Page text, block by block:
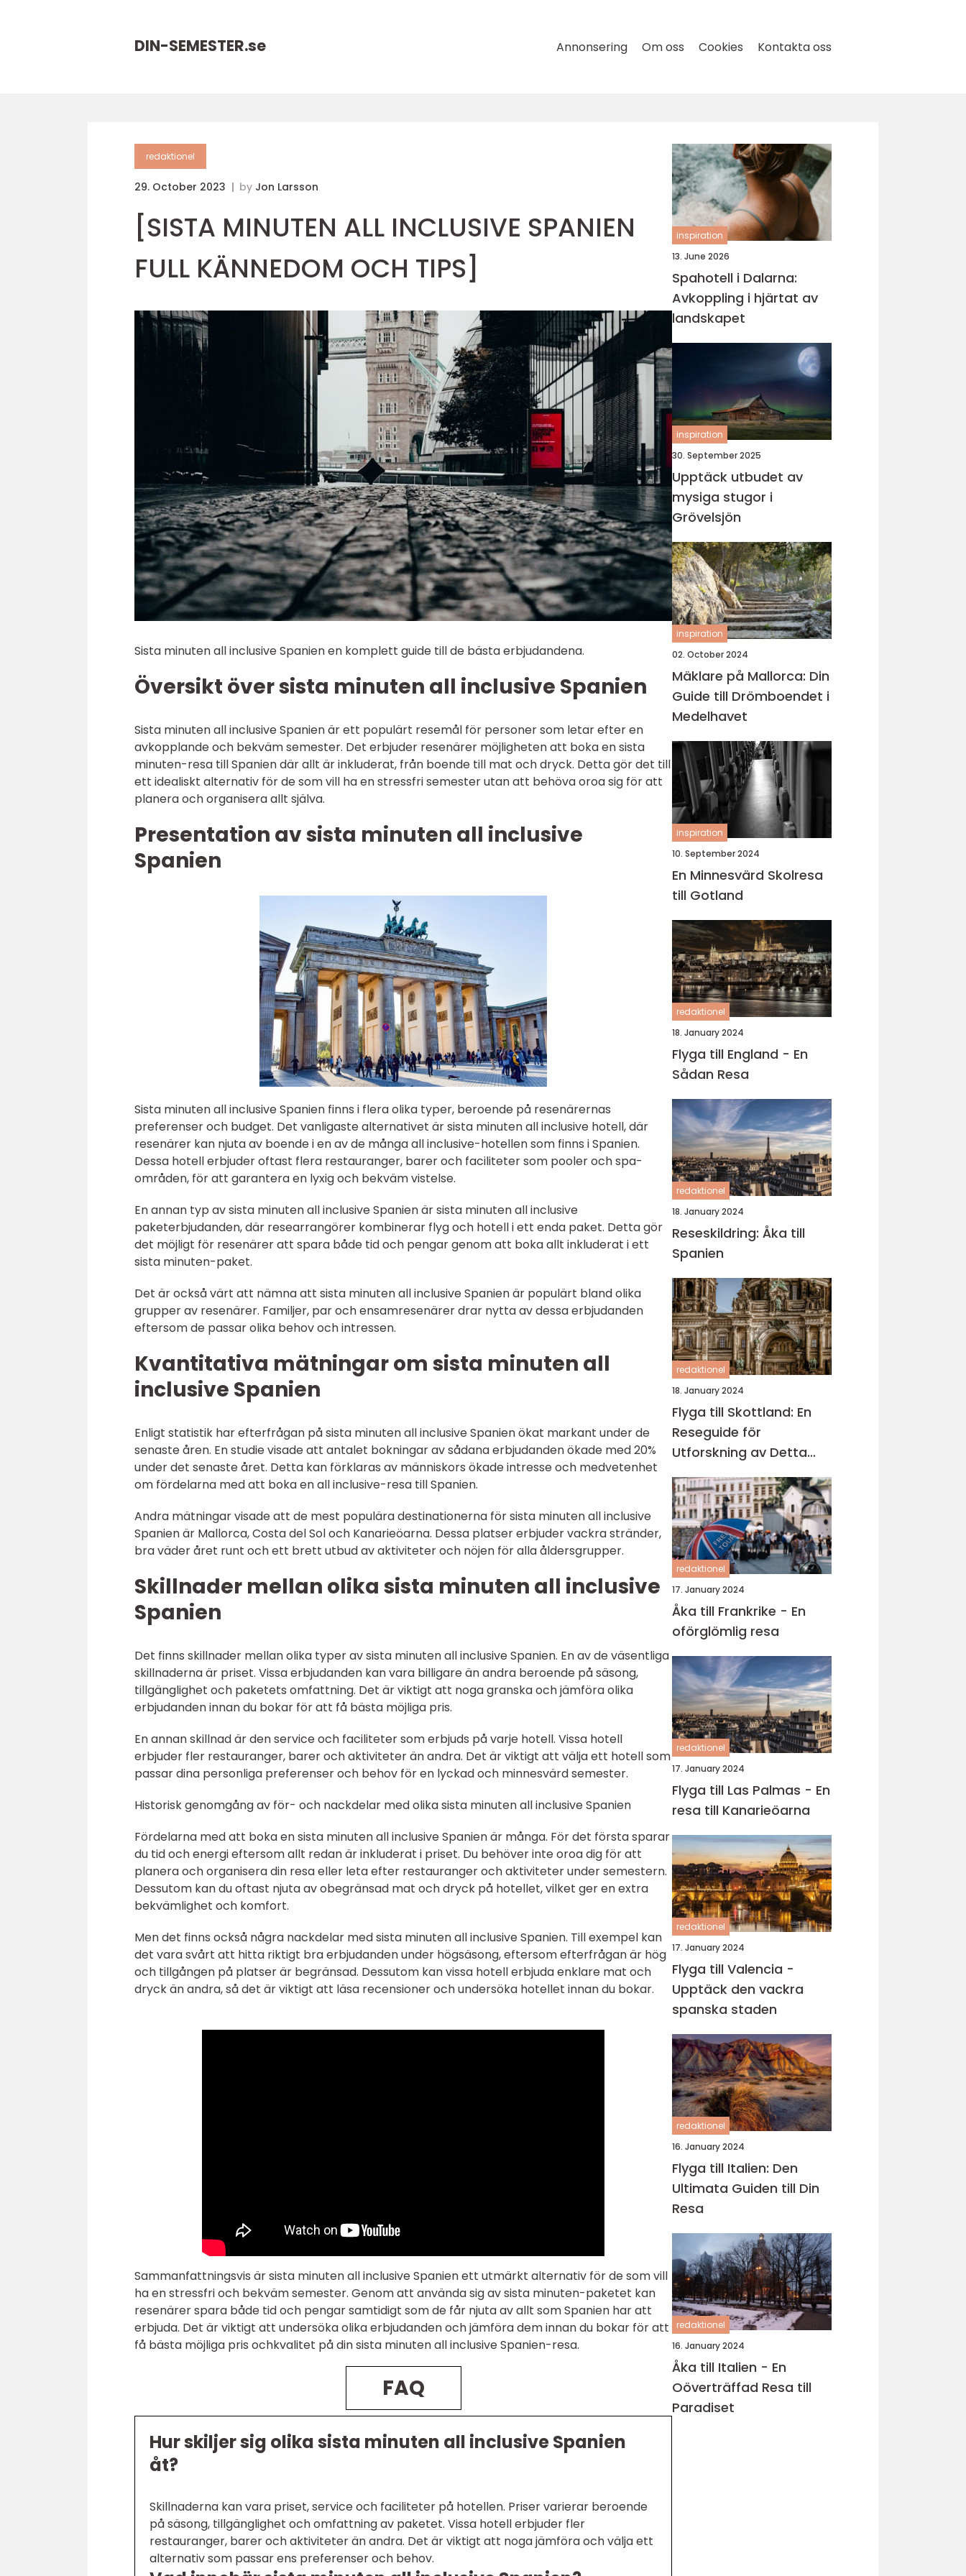
DIN-SEMESTER.se Annonsering Om oss Cookies Kontakta oss
redaktionel
29. October 2023 by Jon Larsson
[SISTA MINUTEN ALL INCLUSIVE SPANIEN
FULL KÄNNEDOM OCH TIPS]
Sista minuten all inclusive Spanien en komplett guide till de bästa erbjudandena.
Översikt över sista minuten all inclusive Spanien
Sista minuten all inclusive Spanien är ett populärt resemål för personer som letar efter en
avkopplande och bekväm semester. Det erbjuder resenärer möjligheten att boka en sista
minuten-resa till Spanien där allt är inkluderat, från boende till mat och dryck. Detta gör det till
ett idealiskt alternativ för de som vill ha en stressfri semester utan att behöva oroa sig för att
planera och organisera allt själva.
Presentation av sista minuten all inclusive
Spanien
Sista minuten all inclusive Spanien finns i flera olika typer, beroende på resenärernas
preferenser och budget. Det vanligaste alternativet är sista minuten all inclusive hotell, där
resenärer kan njuta av boende i en av de många all inclusive-hotellen som finns i Spanien.
Dessa hotell erbjuder oftast flera restauranger, barer och faciliteter som pooler och spa-
områden, för att garantera en lyxig och bekväm vistelse.
En annan typ av sista minuten all inclusive Spanien är sista minuten all inclusive
paketerbjudanden, där researrangörer kombinerar flyg och hotell i ett enda paket. Detta gör
det möjligt för resenärer att spara både tid och pengar genom att boka allt inkluderat i ett
sista minuten-paket.
Det är också värt att nämna att sista minuten all inclusive Spanien är populärt bland olika
grupper av resenärer. Familjer, par och ensamresenärer drar nytta av dessa erbjudanden
eftersom de passar olika behov och intressen.
Kvantitativa mätningar om sista minuten all
inclusive Spanien
Enligt statistik har efterfrågan på sista minuten all inclusive Spanien ökat markant under de
senaste åren. En studie visade att antalet bokningar av sådana erbjudanden ökade med 20%
under det senaste året. Detta kan förklaras av människors ökade intresse och medvetenhet
om fördelarna med att boka en all inclusive-resa till Spanien.
Andra mätningar visade att de mest populära destinationerna för sista minuten all inclusive
Spanien är Mallorca, Costa del Sol och Kanarieöarna. Dessa platser erbjuder vackra stränder,
bra väder året runt och ett brett utbud av aktiviteter och nöjen för alla åldersgrupper.
Skillnader mellan olika sista minuten all inclusive
Spanien
Det finns skillnader mellan olika typer av sista minuten all inclusive Spanien. En av de väsentliga
skillnaderna är priset. Vissa erbjudanden kan vara billigare än andra beroende på säsong,
tillgänglighet och paketets omfattning. Det är viktigt att noga granska och jämföra olika
erbjudanden innan du bokar för att få bästa möjliga pris.
En annan skillnad är den service och faciliteter som erbjuds på varje hotell. Vissa hotell
erbjuder fler restauranger, barer och aktiviteter än andra. Det är viktigt att välja ett hotell som
passar dina personliga preferenser och behov för en lyckad och minnesvärd semester.
Historisk genomgång av för- och nackdelar med olika sista minuten all inclusive Spanien
Fördelarna med att boka en sista minuten all inclusive Spanien är många. För det första sparar
du tid och energi eftersom allt redan är inkluderat i priset. Du behöver inte oroa dig för att
planera och organisera din resa eller leta efter restauranger och aktiviteter under semestern.
Dessutom kan du oftast njuta av obegränsad mat och dryck på hotellet, vilket ger en extra
bekvämlighet och komfort.
Men det finns också några nackdelar med sista minuten all inclusive Spanien. Till exempel kan
det vara svårt att hitta riktigt bra erbjudanden under högsäsong, eftersom efterfrågan är hög
och tillgången på platser är begränsad. Dessutom kan vissa hotell erbjuda enklare mat och
dryck än andra, så det är viktigt att läsa recensioner och undersöka hotellet innan du bokar.
Sammanfattningsvis är sista minuten all inclusive Spanien ett utmärkt alternativ för de som vill
ha en stressfri och bekväm semester. Genom att använda sig av sista minuten-paketet kan
resenärer spara både tid och pengar samtidigt som de får njuta av allt som Spanien har att
erbjuda. Det är viktigt att undersöka olika erbjudanden och jämföra dem innan du bokar för att
få bästa möjliga pris ochkvalitet på din sista minuten all inclusive Spanien-resa.
FAQ
Hur skiljer sig olika sista minuten all inclusive Spanien
åt?
Skillnaderna kan vara priset, service och faciliteter på hotellen. Priser varierar beroende
på säsong, tillgänglighet och omfattning av paketet. Vissa hotell erbjuder fler
restauranger, barer och aktiviteter än andra. Det är viktigt att noga jämföra och välja ett
alternativ som passar ens preferenser och behov.
inspiration
13. June 2026
Spahotell i Dalarna:
Avkoppling i hjärtat av
landskapet
inspiration
30. September 2025
Upptäck utbudet av
mysiga stugor i
Grövelsjön
inspiration
02. October 2024
Mäklare på Mallorca: Din
Guide till Drömboendet i
Medelhavet
inspiration
10. September 2024
En Minnesvärd Skolresa
till Gotland
redaktionel
18. January 2024
Flyga till England - En
Sådan Resa
redaktionel
18. January 2024
Reseskildring: Åka till
Spanien
redaktionel
18. January 2024
Flyga till Skottland: En
Reseguide för
Utforskning av Detta
Fascinerande Land
redaktionel
17. January 2024
Åka till Frankrike - En
oförglömlig resa
redaktionel
17. January 2024
Flyga till Las Palmas - En
resa till Kanarieöarna
redaktionel
17. January 2024
Flyga till Valencia -
Upptäck den vackra
spanska staden
redaktionel
16. January 2024
Flyga till Italien: Den
Ultimata Guiden till Din
Resa
redaktionel
16. January 2024
Åka till Italien - En
Oöverträffad Resa till
Paradiset